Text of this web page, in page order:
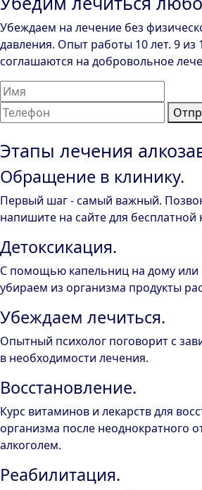
Убеждаем на лечение без
давления. Опыт работы 10 лет. 9 из
соглашаются на добровольное
Этапы лечения
Обращение в клинику.
Первый шаг - самый важный.
напишите на сайте для бесплатной
Детоксикация.
С помощью капельниц на дому или
убираем из организма продукты
Убеждаем лечиться.
Опытный психолог поговорит с
в необходимости лечения.
Восстановление.
Курс витаминов и лекарств для
организма после неоднократного
алкоголем.
Реабилитация.